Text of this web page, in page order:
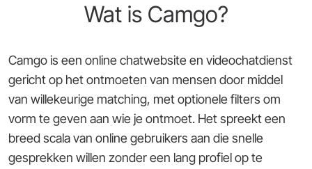
Wat is Camgo?
Camgo is een online chatwebsite en videochatdienst
gericht op het ontmoeten van mensen door middel
van willekeurige matching, met optionele filters om
vorm te geven aan wie je ontmoet. Het spreekt een
breed scala van online gebruikers aan die snelle
gesprekken willen zonder een lang profiel op te